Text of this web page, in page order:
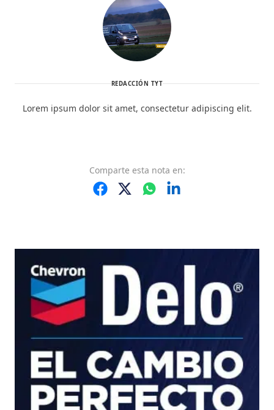
REDACCIÓN TYT
Lorem ipsum dolor sit amet, consectetur adipiscing elit.
Comparte esta nota en: